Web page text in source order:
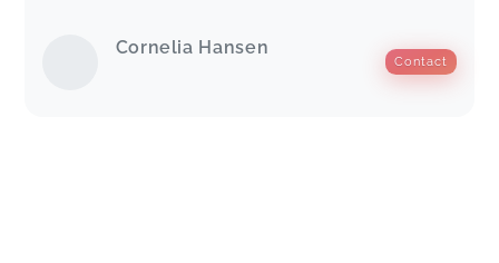
Cornelia Hansen
Contact